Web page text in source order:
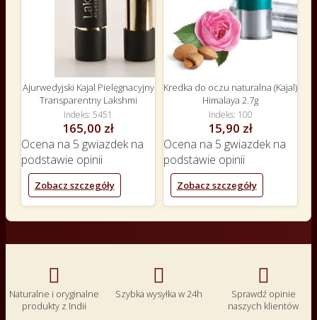
Ajurwedyjski Kajal Pielęgnacyjny
Transparentny Lakshmi
Indeks 5451
165,00 zł
Ocena na 5 gwiazdek na
podstawie opinii
Zobacz szczegóły
Kredka do oczu naturalna (Kajal)
Himalaya 2.7g
Indeks 100
15,90 zł
Ocena na 5 gwiazdek na
podstawie opinii
Zobacz szczegóły

Naturalne i oryginalne
produkty z Indii

Szybka wysyłka w 24h

Sprawdź opinie
naszych klientów